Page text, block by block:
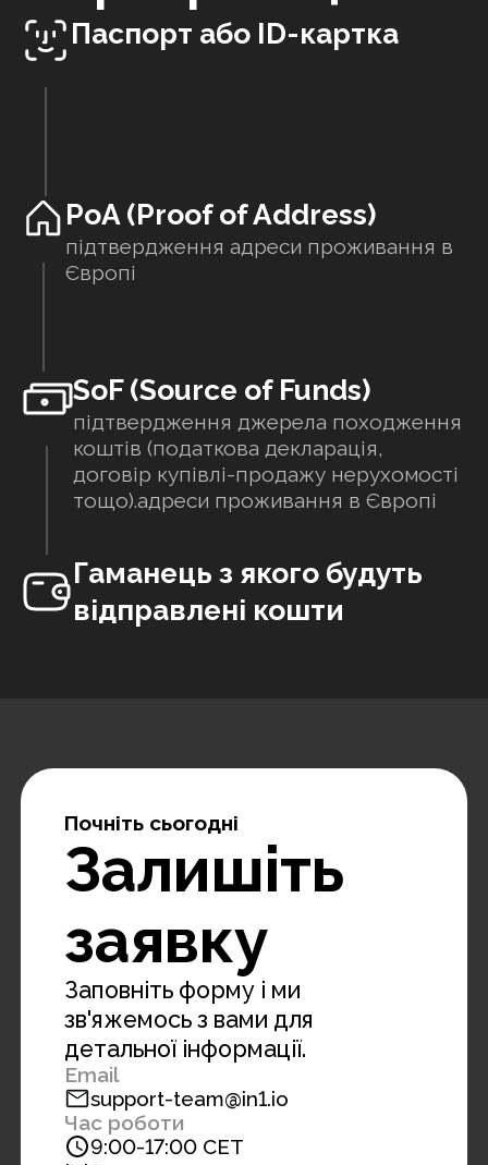
Паспорт або ID-картка
PoA (Proof of Address)
підтвердження адреси проживання в
Європі
SoF (Source of Funds)
підтвердження джерела походження
коштів (податкова декларація,
договір купівлі-продажу нерухомості
тощо).адреси проживання в Європі
Гаманець з якого будуть
відправлені кошти
Почніть сьогодні
Залишіть
заявку
Заповніть форму і ми
зв'яжемось з вами для
детальної інформації.
Email
support-team@in1.io
Час роботи
9:00-17:00 СЕТ